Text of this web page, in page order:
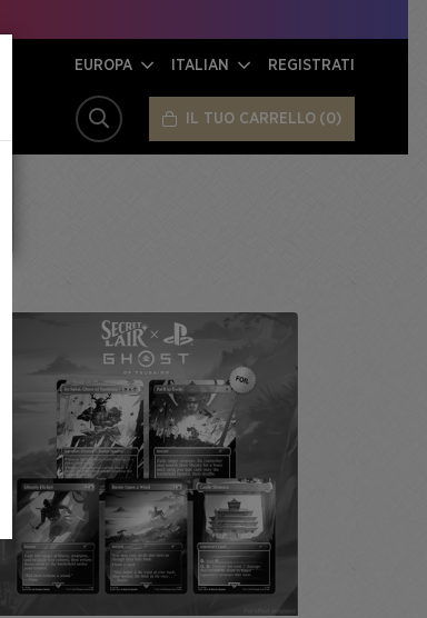
EUROPA ITALIAN REGISTRATI
CERCA IL TUO CARRELLO 0